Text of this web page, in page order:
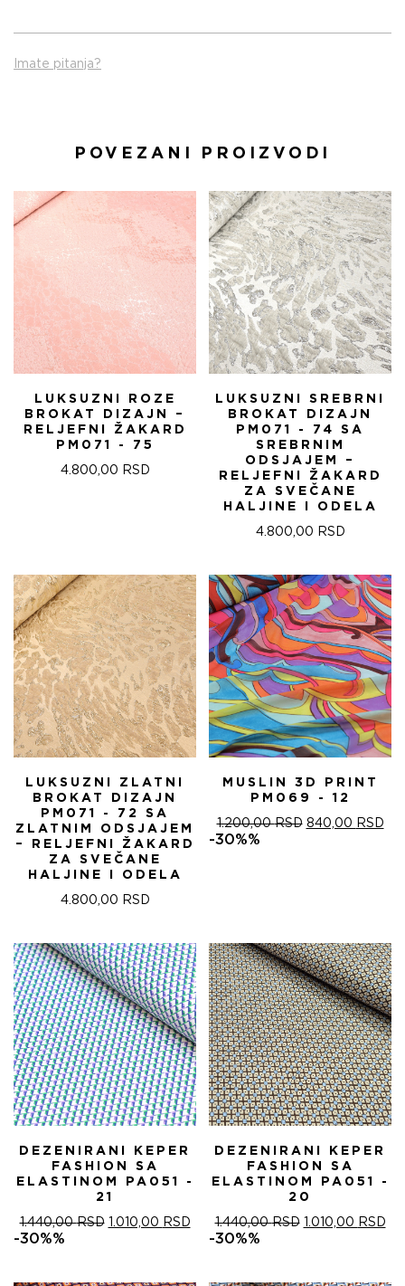
Imate pitanja?
POVEZANI PROIZVODI
LUKSUZNI ROZE
BROKAT DIZAJN –
RELJEFNI ŽAKARD
PM071 - 75
4.800,00 RSD
LUKSUZNI SREBRNI
BROKAT DIZAJN
PM071 - 74 SA
SREBRNIM
ODSJAJEM –
RELJEFNI ŽAKARD
ZA SVEČANE
HALJINE I ODELA
4.800,00 RSD
LUKSUZNI ZLATNI
BROKAT DIZAJN
PM071 - 72 SA
ZLATNIM ODSJAJEM
– RELJEFNI ŽAKARD
ZA SVEČANE
HALJINE I ODELA
4.800,00 RSD
MUSLIN 3D PRINT
PM069 - 12
1.200,00RSD ОРИГИНАЛНА
840,00 RSD
-30%%
DEZENIRANI KEPER
FASHION SA
ELASTINOM PA051 -
21
1.440,00RSD ОРИГИНАЛНА
1.440,00 RSD.
1.010,00 RSDТРЕНУТНА
ЦЕНА
-30%%
DEZENIRANI KEPER
FASHION SA
ELASTINOM PA051 -
20
1.440,00RSD ОРИГИНАЛНА
1.440,00 RSD.
1.010,00 RSD
-30%%